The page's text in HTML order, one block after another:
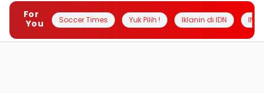
For
You
Soccer Times Yuk Pilih ! Iklanin di IDN